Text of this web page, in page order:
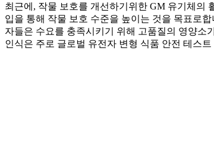
최근에, 작물 보호를 개선하기위한 GM 유기체의
입을 통해 작물 보호 수준을 높이는 것을 목표로
자들은 수요를 충족시키기 위해 고품질의 영양소
인식은 주로 글로벌 유전자 변형 식품 안전 테스